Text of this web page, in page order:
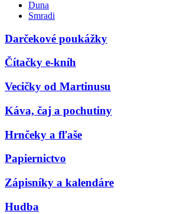
Duna
Smradi
Darčekové poukážky
Čítačky e-kníh
Vecičky od Martinusu
Káva, čaj a pochutiny
Hrnčeky a fľaše
Papiernictvo
Zápisníky a kalendáre
Hudba